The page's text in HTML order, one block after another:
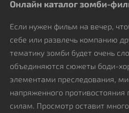
Онлайн каталог зомби-
Если нужен фильм на вечер,
себе или развлечь компанию
тематику зомби будет очень
объединяются сюжеты боди-
элементами преследования,
напряженного противостояния
силам. Просмотр оставит